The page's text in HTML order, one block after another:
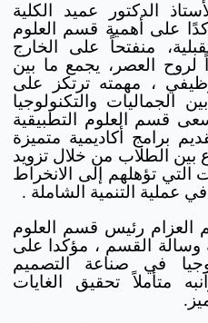
الدكتور عميد الكلية
على أهمية قسم العلوم
منفتحاً على الخارج
لروح العصر، يجمع ما بين
، مهمته ترتكز على
الجماليات والتكنولوجيا
قسم العلوم التطبيقية
برامج أكاديمية متميزة
بين الطلاب من خلال تزويد
التي تؤهلهم إلى الانخراط
عملية التنمية الشاملة .
العزام رئيس قسم العلوم
وسالة القسم ، مؤكدا على
في صناعة التصميم
متأملاً تحقيق الغايات